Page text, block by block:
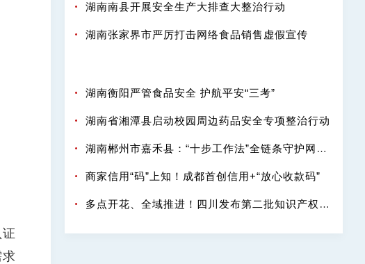
湖南南县开展安全生产大排查大整治行动
湖南张家界市严厉打击网络食品销售虚假宣传
湖南衡阳严管食品安全 护航平安“三考”
湖南省湘潭县启动校园周边药品安全专项整治行动
湖南郴州市嘉禾县：“十步工作法”全链条守护网络餐饮“舌尖安全”
商家信用“码”上知！成都首创信用+“放心收款码”
多点开花、全域推进！四川发布第二批知识产权强省建设典型案例